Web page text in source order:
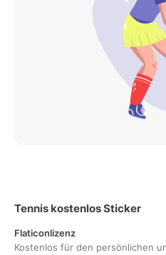
Tennis kostenlos Sticker
Flaticonlizenz
Kostenlos für den persönlichen